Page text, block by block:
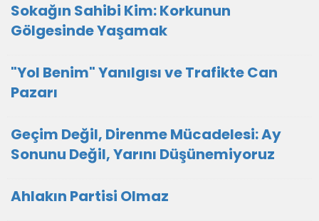
Sokağın Sahibi Kim: Korkunun
Gölgesinde Yaşamak
"Yol Benim" Yanılgısı ve Trafikte Can
Pazarı
Geçim Değil, Direnme Mücadelesi: Ay
Sonunu Değil, Yarını Düşünemiyoruz
Ahlakın Partisi Olmaz